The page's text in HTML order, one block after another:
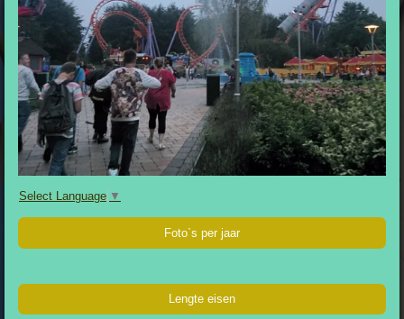
Select Language ▼
Foto`s per jaar
Lengte eisen